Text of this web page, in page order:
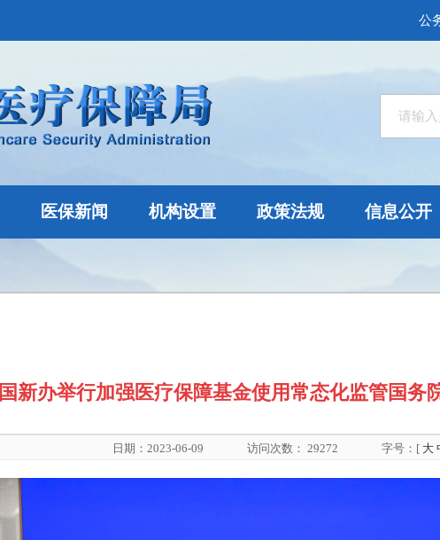
公
医保新闻 机构设置 政策法规 信息公开
国新办举行加强医疗保障基金使用常态化监管国务
日期：2023-06-09 访问次数： 29272 字号：[ 大